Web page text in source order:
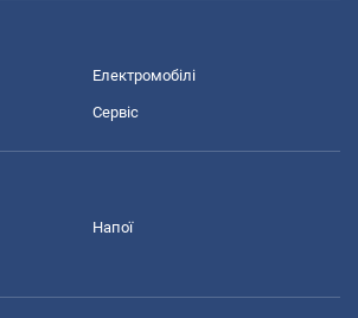
Електромобілі
Сервіс
Напої